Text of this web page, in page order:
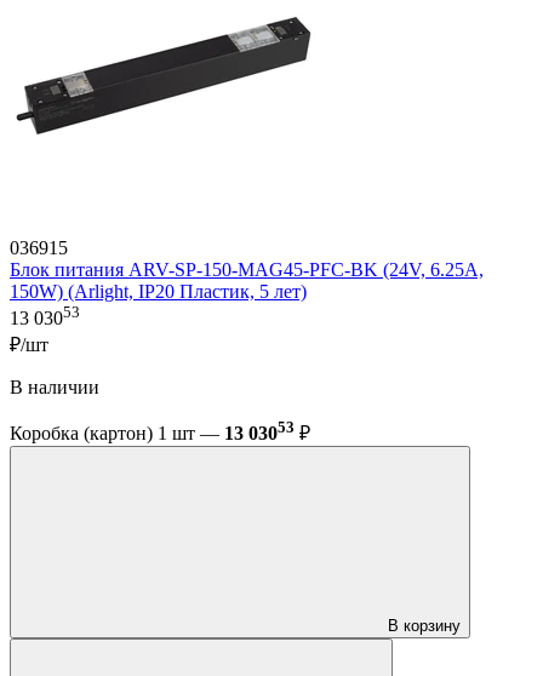
036915
Блок питания ARV-SP-150-MAG45-PFC-BK (24V, 6.25A,
150W) (Arlight, IP20 Пластик, 5 лет)
13 03053
₽/шт
В наличии
Коробка (картон) 1 шт — 13 03053 ₽
В корзину